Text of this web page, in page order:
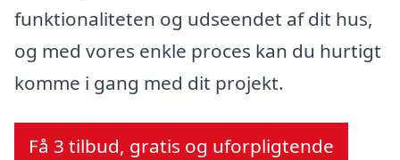
funktionaliteten og udseendet af dit hus,
og med vores enkle proces kan du hurtigt
komme i gang med dit projekt.
Få 3 tilbud, gratis og uforpligtende